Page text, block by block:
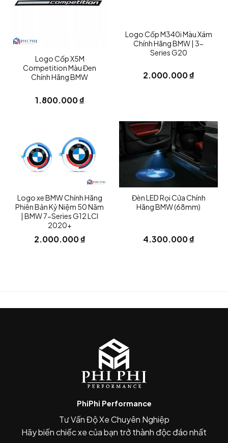
Điều hướng luồng gió quanh bumper
trước
Giảm turbulence ở hốc bánh
cao, dù chủ yếu vẫn là nâng cấp ngoại
Fitment dành riêng cho bumper M Sport:
Không phù hợp bản base bumper
Thiết kế theo form G20 LCI 2023+
Thường lắp bằng 3M tape hoặc
adhesive nên không cần chế quá
nhiều.
lowering springs hoặc air suspension.
Tạo hiệu ứng “full carbon package”:
Đặc biệt đẹp trên:
xe đen,
Logo Cốp X5M
Competition Màu Đen
Chính Hãng BMW
1.800.000₫
Logo Cốp M340i Màu Xám
Chính Hãng BMW | 3-
Series G20
2.000.000₫
Logo xe BMW Chính Hãng
Phiên Bản Kỷ Niệm 50 Năm
| BMW 7-Series G12 LCI
2020+
2.000.000₫
Đèn LED Rọi Cửa Chính
Hãng BMW (68mm)
4.300.000₫
PhiPhi Performance
Tư Vấn Độ Xe Chuyên Nghiệp
Hãy biến chiếc xe của bạn trở thành độc đáo nhất